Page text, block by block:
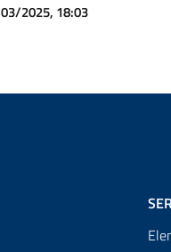
2025, 18:03